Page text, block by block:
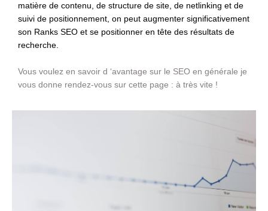
matière de contenu, de structure de site, de netlinking et de
suivi de positionnement, on peut augmenter significativement
son Ranks SEO et se positionner en tête des résultats de
recherche.
Vous voulez en savoir d ‘avantage sur le SEO en générale je
vous donne rendez-vous sur cette page : à très vite !